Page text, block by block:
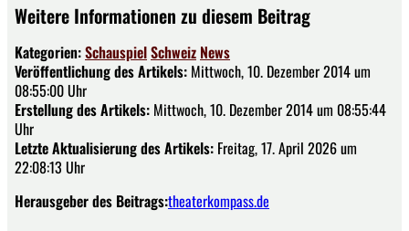
Weitere Informationen zu diesem Beitrag
Kategorien:SchauspielSchweiz News
Veröffentlichung des Artikels: Mittwoch, 10. Dezember 2014 um
08:55:00 Uhr
Erstellung des Artikels: Mittwoch, 10. Dezember 2014 um 08:55:44
Uhr
Letzte Aktualisierung des Artikels: Freitag, 17. April 2026 um
22:08:13 Uhr
Herausgeber des Beitrags:theaterkompass.de